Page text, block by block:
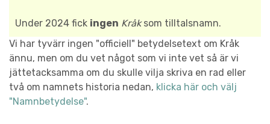
Under 2024 fick ingen Kråksom tilltalsnamn.
Vi har tyvärr ingen "officiell" betydelsetext om Kråk
ännu, men om du vet något som vi inte vet så är vi
jättetacksamma om du skulle vilja skriva en rad eller
två om namnets historia nedan, klicka här och välj
"Namnbetydelse".